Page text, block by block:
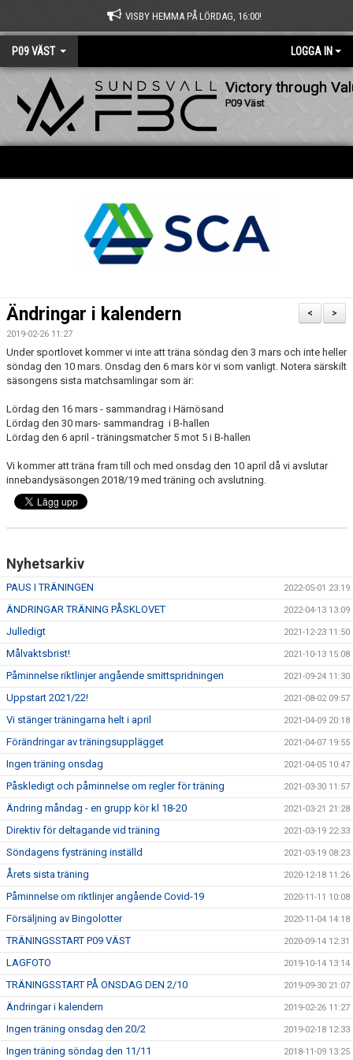
VISBY HEMMA PÅ LÖRDAG, 16:00!
P09 VÄST LOGGA IN
Victory through
P09 Väst
>
<
Ändringar i kalendern
2019-02-26 11:27
Under sportlovet kommer vi inte att träna söndag den 3 mars och inte heller
söndag den 10 mars. Onsdag den 6 mars kör vi som vanligt. Notera särskilt
säsongens sista matchsamlingar som är:
Lördag den 16 mars - sammandrag i Härnösand
Lördag den 30 mars- sammandrag i B-hallen
Lördag den 6 april - träningsmatcher 5 mot 5 i B-hallen
Vi kommer att träna fram till och med onsdag den 10 april då vi avslutar
innebandysäsongen 2018/19 med träning och avslutning.
Nyhetsarkiv
PAUS I TRÄNINGEN 2022-05-01 23:19
ÄNDRINGAR TRÄNING PÅSKLOVET 2022-04-13 13:09
Julledigt 2021-12-23 11:50
Målvaktsbrist! 2021-10-13 15:08
Påminnelse riktlinjer angående smittspridningen 2021-09-24 11:30
Uppstart 2021/22! 2021-08-02 09:57
Vi stänger träningarna helt i april 2021-04-09 20:18
Förändringar av träningsupplägget 2021-04-07 19:55
Ingen träning onsdag 2021-04-05 10:47
Påskledigt och påminnelse om regler för träning 2021-03-30 11:57
Ändring måndag - en grupp kör kl 18-20 2021-03-21 21:28
Direktiv för deltagande vid träning 2021-03-19 22:33
Söndagens fysträning inställd 2021-03-19 08:23
Årets sista träning 2020-12-18 11:26
Påminnelse om riktlinjer angående Covid-19 2020-11-11 10:08
Försäljning av Bingolotter 2020-11-04 14:18
TRÄNINGSSTART P09 VÄST 2020-09-14 12:31
LAGFOTO 2019-10-14 13:14
TRÄNINGSSTART PÅ ONSDAG DEN 2/10 2019-09-30 21:07
Ändringar i kalendern 2019-02-26 11:27
Ingen träning onsdag den 20/2 2019-02-18 12:33
Ingen träning söndag den 11/11 2018-11-09 13:25